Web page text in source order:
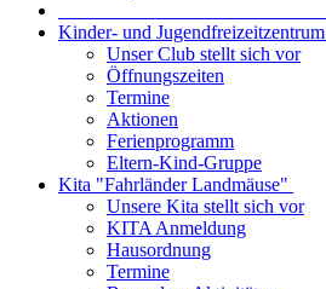
Kinder- und Jugendfreizeitzentrum
Unser Club stellt sich vor
Öffnungszeiten
Termine
Aktionen
Ferienprogramm
Eltern-Kind-Gruppe
Kita "Fahrländer Landmäuse"
Unsere Kita stellt sich vor
KITA Anmeldung
Hausordnung
Termine